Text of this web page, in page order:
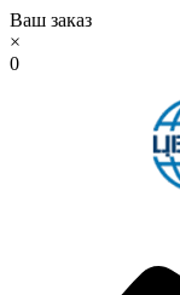
Ваш заказ
×
0